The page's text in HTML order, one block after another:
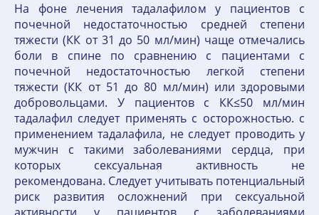
На фоне лечения тадалафилом у пациентов с
почечной недостаточностью средней степени
тяжести (КК от 31 до 50 мл/мин) чаще отмечались
боли в спине по сравнению с пациентами с
почечной недостаточностью легкой степени
тяжести (КК от 51 до 80 мл/мин) или здоровыми
добровольцами. У пациентов с КК≤50 мл/мин
тадалафил следует применять с осторожностью. с
применением тадалафила, не следует проводить у
мужчин с такими заболеваниями сердца, при
которых сексуальная активность не
рекомендована. Следует учитывать потенциальный
риск развития осложнений при сексуальной